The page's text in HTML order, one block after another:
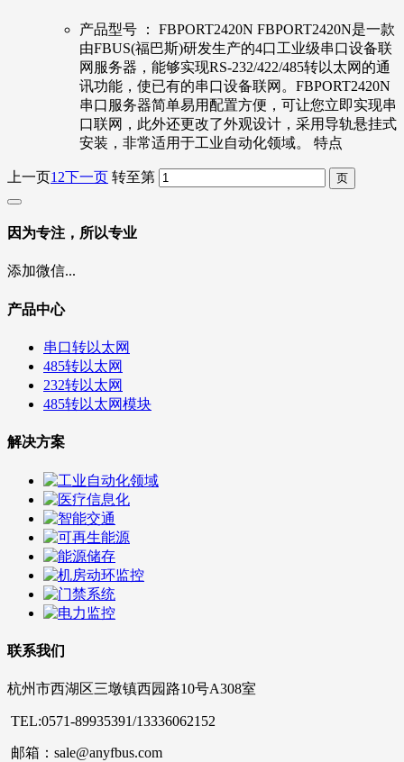
产品型号 ： FBPORT2420N FBPORT2420N是一款
由FBUS(福巴斯)研发生产的4口工业级串口设备联
网服务器，能够实现RS-232/422/485转以太网的通
讯功能，使已有的串口设备联网。FBPORT2420N
串口服务器简单易用配置方便，可让您立即实现串
口联网，此外还更改了外观设计，采用导轨悬挂式
安装，非常适用于工业自动化领域。 特点
上一页1 2下一页 转至第
因为专注，所以专业
添加微信...
产品中心
串口转以太网
485转以太网
232转以太网
485转以太网模块
解决方案
联系我们
杭州市西湖区三墩镇西园路10号A308室
TEL:0571-89935391/13336062152
邮箱：sale@anyfbus.com